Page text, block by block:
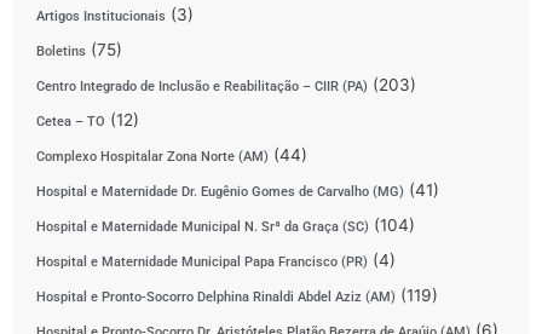
Artigos Institucionais (3)
Boletins (75)
Centro Integrado de Inclusão e Reabilitação – CIIR (PA) (203)
Cetea – TO (12)
Complexo Hospitalar Zona Norte (AM) (44)
Hospital e Maternidade Dr. Eugênio Gomes de Carvalho (MG) (41)
Hospital e Maternidade Municipal N. Srª da Graça (SC) (104)
Hospital e Maternidade Municipal Papa Francisco (PR) (4)
Hospital e Pronto-Socorro Delphina Rinaldi Abdel Aziz (AM) (119)
(6)